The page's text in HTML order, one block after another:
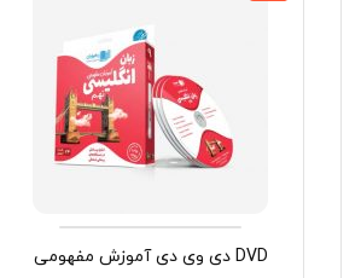
DVD دی وی دی آموزش مفهومی